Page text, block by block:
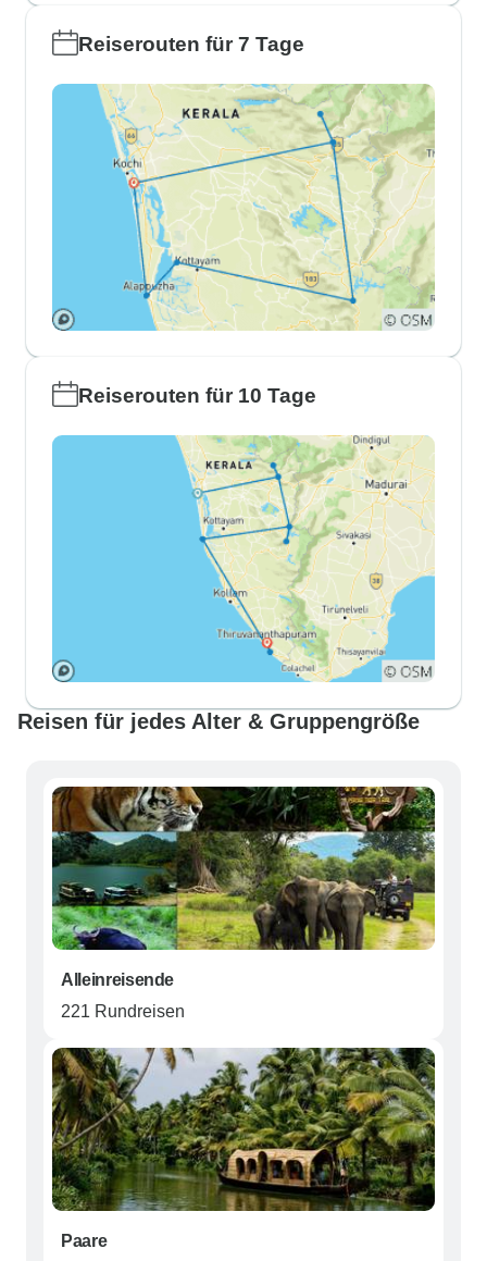
Reiserouten für 7 Tage
Reiserouten für 10 Tage
Reisen für jedes Alter & Gruppengröße
Alleinreisende
221 Rundreisen
Paare